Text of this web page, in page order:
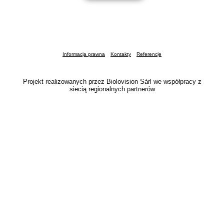
Informacja prawna Kontakty Referencje
Projekt realizowanych przez Biolovision Sàrl we współpracy z
siecią regionalnych partnerów